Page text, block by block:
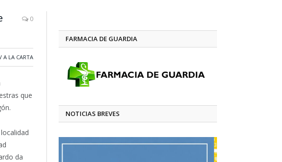
0
A LA CARTA
que
da
FARMACIA DE GUARDIA
NOTICIAS BREVES